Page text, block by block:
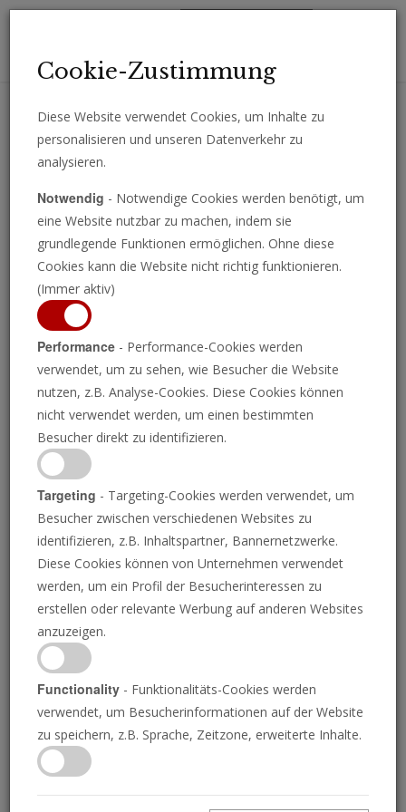
Erhalten Sie wichtige Analysen, Kommentare und Nachrichten
China blockiert Starlink
der philippinischen
Küstenwache
JEREMIAH JACQUES • 26.02.2026
D ie chinesische Küstenwache hat am Montag die
Starlink-Internetverbindung mehrerer
philippinischer Regierungsschiffe und eines Flugzeugs
unterbrochen, teilte die philippinische Küstenwache
mit. Die Schiffe operierten in der Nähe von
Scarborough Shoal, nur 120 Seemeilen von der
philippinischen Küste entfernt und damit innerhalb der
nach internationalem Recht definierten Seezone der
Philippinen. China lehnt jedoch internationales Recht
ab und beansprucht fast das gesamte Südchinesische
Meer, einschließlich der Teile, die zu den Philippinen,
Brunei, Indonesien, Malaysia, Taiwan und Vietnam
Cookie-Zustimmung
Diese Website verwendet Cookies, um Inhalte zu
personalisieren und unseren Datenverkehr zu
analysieren.
Notwendig - Notwendige Cookies werden benötigt, um
eine Website nutzbar zu machen, indem sie
grundlegende Funktionen ermöglichen. Ohne diese
Cookies kann die Website nicht richtig funktionieren.
(Immer aktiv)
Performance - Performance-Cookies werden
verwendet, um zu sehen, wie Besucher die Website
nutzen, z.B. Analyse-Cookies. Diese Cookies können
nicht verwendet werden, um einen bestimmten
Besucher direkt zu identifizieren.
Targeting - Targeting-Cookies werden verwendet, um
Besucher zwischen verschiedenen Websites zu
identifizieren, z.B. Inhaltspartner, Bannernetzwerke.
Diese Cookies können von Unternehmen verwendet
werden, um ein Profil der Besucherinteressen zu
erstellen oder relevante Werbung auf anderen Websites
anzuzeigen.
Functionality - Funktionalitäts-Cookies werden
verwendet, um Besucherinformationen auf der Website
zu speichern, z.B. Sprache, Zeitzone, erweiterte Inhalte.